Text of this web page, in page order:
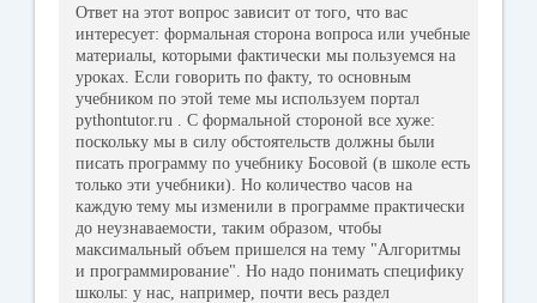
Ответ на этот вопрос зависит от того, что вас
интересует: формальная сторона вопроса или учебные
материалы, которыми фактически мы пользуемся на
уроках. Если говорить по факту, то основным
учебником по этой теме мы используем портал
pythontutor.ru . С формальной стороной все хуже:
поскольку мы в силу обстоятельств должны были
писать программу по учебнику Босовой (в школе есть
только эти учебники). Но количество часов на
каждую тему мы изменили в программе практически
до неузнаваемости, таким образом, чтобы
максимальный объем пришелся на тему "Алгоритмы
и программирование". Но надо понимать специфику
школы: у нас, например, почти весь раздел